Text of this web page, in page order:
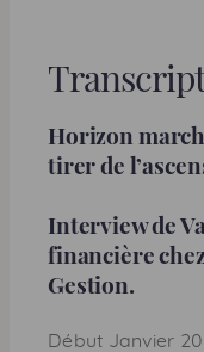
Horizon
tirer de
Interview de
financière
Gestion.
Début Janvier